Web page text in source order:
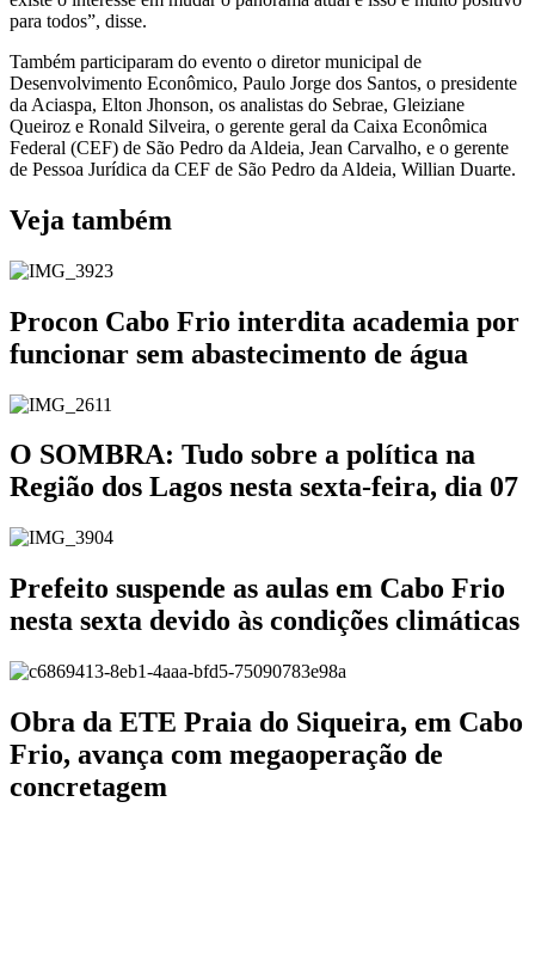
para todos”, disse.
Também participaram do evento o diretor municipal de
Desenvolvimento Econômico, Paulo Jorge dos Santos, o presidente
da Aciaspa, Elton Jhonson, os analistas do Sebrae, Gleiziane
Queiroz e Ronald Silveira, o gerente geral da Caixa Econômica
Federal (CEF) de São Pedro da Aldeia, Jean Carvalho, e o gerente
de Pessoa Jurídica da CEF de São Pedro da Aldeia, Willian Duarte.
Veja também
Procon Cabo Frio interdita academia por
funcionar sem abastecimento de água
O SOMBRA: Tudo sobre a política na
Região dos Lagos nesta sexta-feira, dia 07
Prefeito suspende as aulas em Cabo Frio
nesta sexta devido às condições climáticas
Obra da ETE Praia do Siqueira, em Cabo
Frio, avança com megaoperação de
concretagem